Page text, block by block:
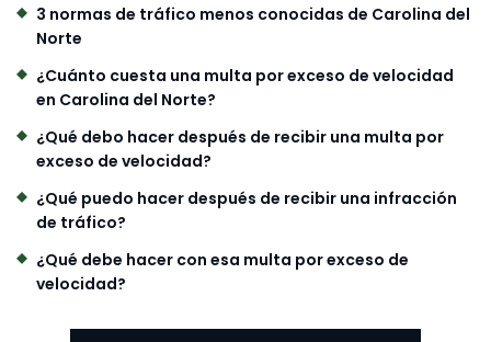
3 normas de tráfico menos conocidas de Carolina del
Norte
¿Cuánto cuesta una multa por exceso de velocidad
en Carolina del Norte?
¿Qué debo hacer después de recibir una multa por
exceso de velocidad?
¿Qué puedo hacer después de recibir una infracción
de tráfico?
¿Qué debe hacer con esa multa por exceso de
velocidad?